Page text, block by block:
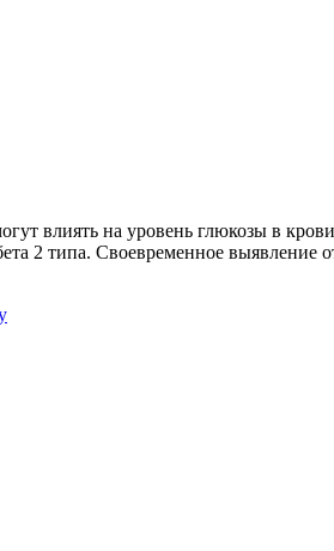
влиять на уровень глюкозы в
2 типа. Своевременное